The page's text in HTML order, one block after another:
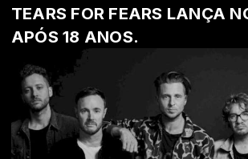
TEARS FOR FEARS LANÇA
APÓS 18 ANOS.